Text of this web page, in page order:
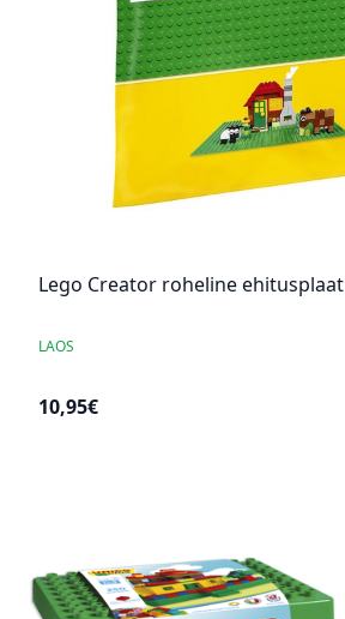
Lego Creator roheline ehitusplaat
LAOS
10,95€